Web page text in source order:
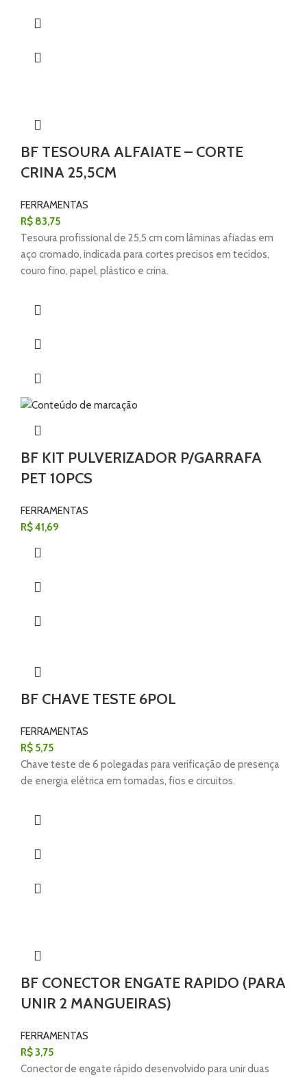
BF TESOURA ALFAIATE – CORTE
CRINA 25,5CM
FERRAMENTAS
R$ 83,75
Tesoura profissional de 25,5 cm com lâminas afiadas em
aço cromado, indicada para cortes precisos em tecidos,
couro fino, papel, plástico e crina.
BF KIT PULVERIZADOR P/GARRAFA
PET 10PCS
FERRAMENTAS
R$41,69
BF CHAVE TESTE 6POL
FERRAMENTAS
R$ 5,75
Chave teste de 6 polegadas para verificação de presença
de energia elétrica em tomadas, fios e circuitos.
BF CONECTOR ENGATE RAPIDO (PARA
UNIR 2 MANGUEIRAS)
FERRAMENTAS
R$3,75
Conector de engate rápido desenvolvido para unir duas